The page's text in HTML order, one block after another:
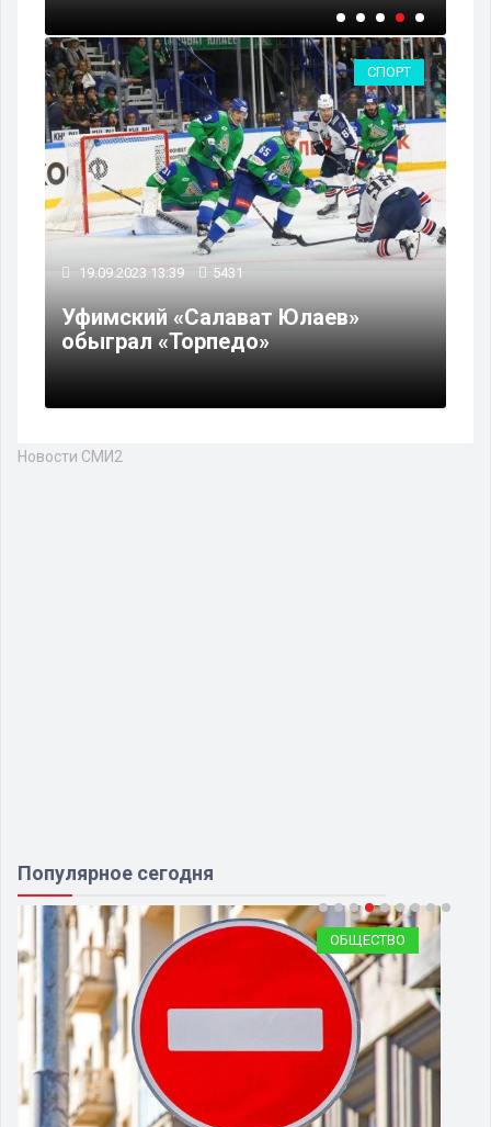
СПОРТ
19.09.2023 13:39 5431
Уфимский «Салават Юлаев»
обыграл «Торпедо»
Новости СМИ2
Популярное сегодня
ТРАНСПОРТ